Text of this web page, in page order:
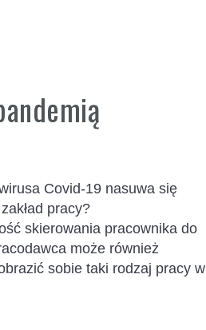
Covid-19 nasuwa się
pracy?
skierowania pracownika do
może również
sobie taki rodzaj pracy w